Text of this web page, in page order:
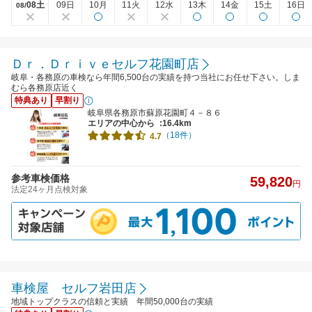
08/08土 09日 10月 11火 12水 13木 14金 15土 16日
Ｄｒ．Ｄｒｉｖｅセルフ花園町店
岐阜・各務原の車検なら年間6,500台の実績を持つ当社にお任せ下さい。しま
むら各務原店近く
特典あり
早割り
岐阜県各務原市蘇原花園町４－８６
エリアの中心から
:16.4km
4.7 （18件）
参考車検価格
法定24ヶ月点検対象 59,820円
車検屋 セルフ岩田店
地域トップクラスの信頼と実績 年間50,000台の実績